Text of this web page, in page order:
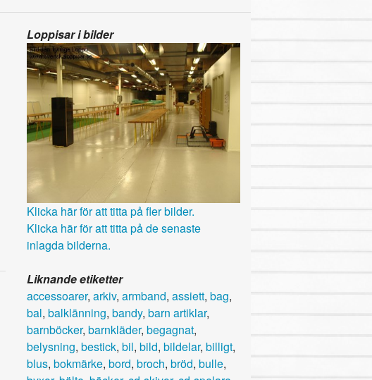
Loppisar i bilder
Klicka här för att titta på fler bilder.
Klicka här för att titta på de senaste
inlagda bilderna.
Liknande etiketter
accessoarer, arkiv, armband, assiett, bag,
bal, balklänning, bandy, barn artiklar,
barnböcker, barnkläder, begagnat,
belysning, bestick, bil, bild, bildelar, billigt,
blus, bokmärke, bord, broch, bröd, bulle,